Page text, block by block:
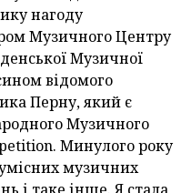
нагоду
Музичного Центру
Музичної
відомого
Перну, який є
Музичного
Минулого року
музичних